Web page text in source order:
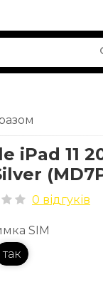
iPad 11
0 відгуків
SIM
так